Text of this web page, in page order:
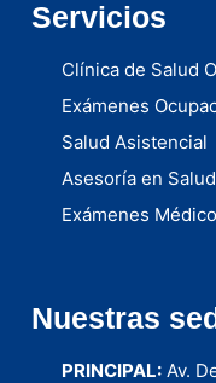
Servicios
Clínica de Salud
Exámenes
Salud Asistencial
Asesoría en Salud
Exámenes
Nuestras
PRINCIPAL: Av.